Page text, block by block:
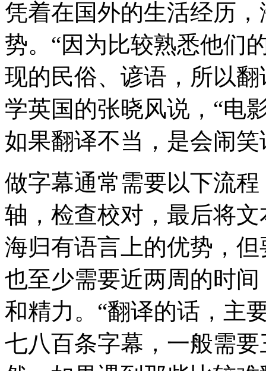
凭着在国外的生活经历
势。“因为比较熟悉他们
现的民俗、谚语，所以
学英国的张晓风说，“电
如果翻译不当，是会闹笑
做字幕通常需要以下流
轴，检查校对，最后将
海归有语言上的优势，
也至少需要近两周的时
和精力。“翻译的话，主
七八百条字幕，一般需